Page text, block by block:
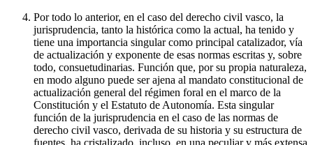
Por todo lo anterior, en el caso del derecho civil vasco, la
jurisprudencia, tanto la histórica como la actual, ha tenido y
tiene una importancia singular como principal catalizador, vía
de actualización y exponente de esas normas escritas y, sobre
todo, consuetudinarias. Función que, por su propia naturaleza,
en modo alguno puede ser ajena al mandato constitucional de
actualización general del régimen foral en el marco de la
Constitución y el Estatuto de Autonomía. Esta singular
función de la jurisprudencia en el caso de las normas de
derecho civil vasco, derivada de su historia y su estructura de
fuentes, ha cristalizado, incluso, en una peculiar y más extensa